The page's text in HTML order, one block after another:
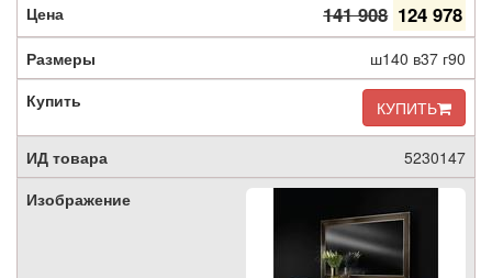
141 908 124 978
ш140 в37 г90
КУПИТЬ
5230147